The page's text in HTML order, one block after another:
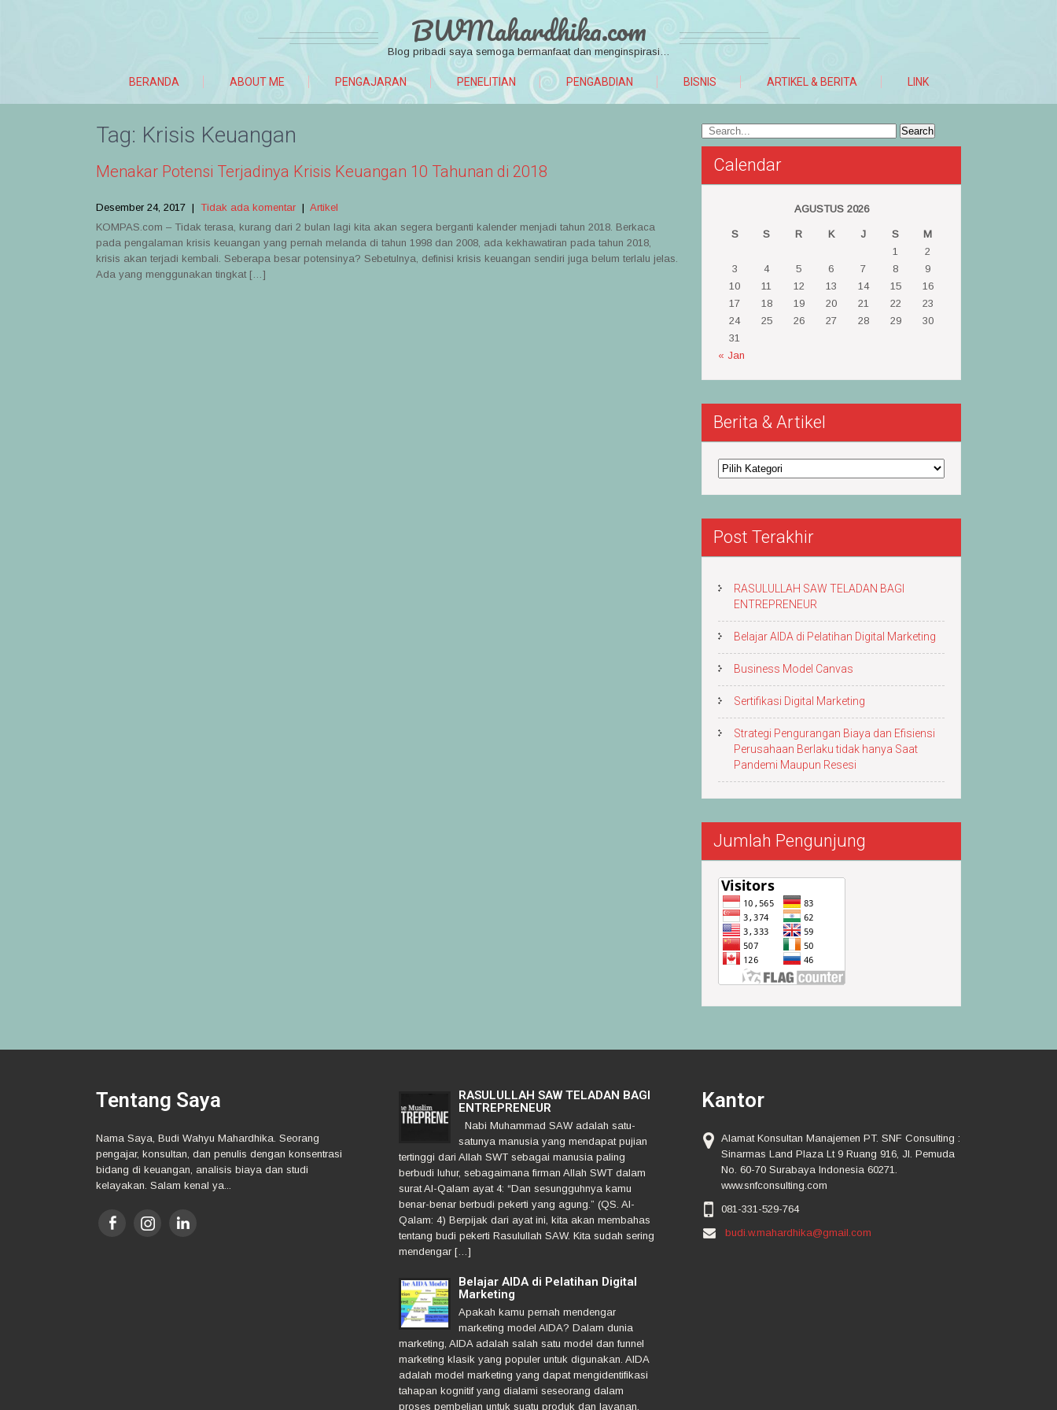
BWMahardhika.com
Blog pribadi saya semoga bermanfaat dan menginspirasi…
BERANDA ABOUT ME PENGAJARAN PENELITIAN PENGABDIAN BISNIS ARTIKEL & BERITA LINK
Tag: Krisis Keuangan
Menakar Potensi Terjadinya Krisis Keuangan 10 Tahunan di 2018
Desember 24, 2017 | Tidak ada komentar | Artikel
KOMPAS.com – Tidak terasa, kurang dari 2 bulan lagi kita akan segera berganti kalender menjadi tahun 2018. Berkaca
pada pengalaman krisis keuangan yang pernah melanda di tahun 1998 dan 2008, ada kekhawatiran pada tahun 2018,
krisis akan terjadi kembali. Seberapa besar potensinya? Sebetulnya, definisi krisis keuangan sendiri juga belum terlalu jelas.
Ada yang menggunakan tingkat […]
Calendar
AGUSTUS 2026
S S R K J S
M
1
2
3
4 5 6 7 8
9
10
11 12 13 14 15
16
17
18 19 20 21 22
23
24
25 26 27 28 29
30
31
« Jan
Berita & Artikel
Berita
&
Artikel
Post Terakhir
RASULULLAH SAW TELADAN BAGI
ENTREPRENEUR
Belajar AIDA di Pelatihan Digital Marketing
Business Model Canvas
Sertifikasi Digital Marketing
Strategi Pengurangan Biaya dan Efisiensi
Perusahaan Berlaku tidak hanya Saat
Pandemi Maupun Resesi
Jumlah Pengunjung
Tentang Saya
Nama Saya, Budi Wahyu Mahardhika. Seorang
pengajar, konsultan, dan penulis dengan konsentrasi
bidang di keuangan, analisis biaya dan studi
kelayakan. Salam kenal ya...
RASULULLAH SAW TELADAN BAGI
ENTREPRENEUR
Nabi Muhammad SAW adalah satu-
satunya manusia yang mendapat pujian
tertinggi dari Allah SWT sebagai manusia paling
berbudi luhur, sebagaimana firman Allah SWT dalam
surat Al-Qalam ayat 4: “Dan sesungguhnya kamu
benar-benar berbudi pekerti yang agung.” (QS. Al-
Qalam: 4) Berpijak dari ayat ini, kita akan membahas
tentang budi pekerti Rasulullah SAW. Kita sudah sering
mendengar […]
Belajar AIDA di Pelatihan Digital
Marketing
Apakah kamu pernah mendengar
marketing model AIDA? Dalam dunia
marketing, AIDA adalah salah satu model dan funnel
marketing klasik yang populer untuk digunakan. AIDA
adalah model marketing yang dapat mengidentifikasi
tahapan kognitif yang dialami seseorang dalam
proses pembelian untuk suatu produk dan layanan.
Kantor
Alamat Konsultan Manajemen PT. SNF Consulting :
Sinarmas Land Plaza Lt 9 Ruang 916, Jl. Pemuda
No. 60-70 Surabaya Indonesia 60271.
www.snfconsulting.com
081-331-529-764
budi.w.mahardhika@gmail.com